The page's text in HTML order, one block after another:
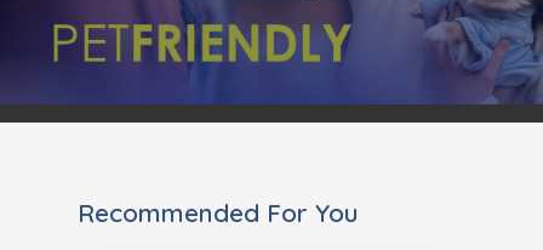
Recommended For You